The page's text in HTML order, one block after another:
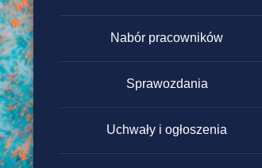
poniżej 130 000 zł
powyżej 130 000 zł
publicznych poniżej 130 000
zł
Nabór pracowników
Sprawozdania
Uchwały i ogłoszenia